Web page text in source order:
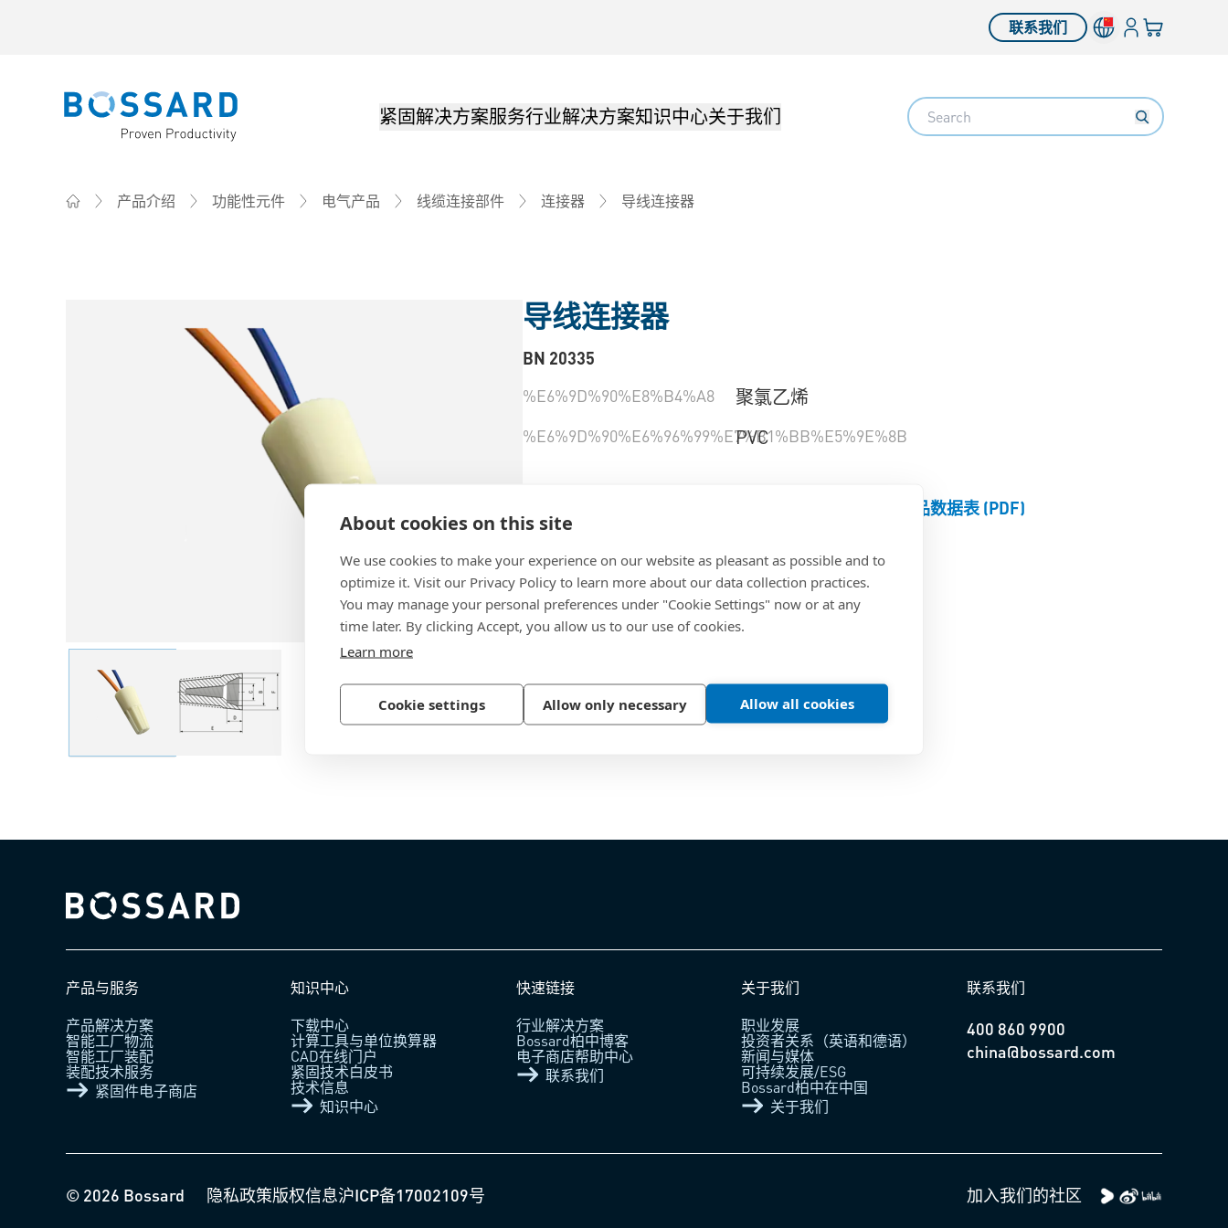
About cookies on this site
We use cookies to make your experience on our website as pleasant as possible and to
optimize it. Visit our Privacy Policy to learn more about our data collection practices.
You may manage your personal preferences under "Cookie Settings" now or at any
time later. By clicking Accept, you allow us to our use of cookies.
Learn more
Cookie settings Allow only necessary Allow all cookies
联系我们 登入您的购物车
Bossard homepage 紧固解决方案服务行业解决方案知识中心关于我们 Search
产品介绍 功能性元件 电气产品 线缆连接部件 连接器 导线连接器
导线连接器
BN 20335
%E6%9D%90%E8%B4%A8
聚氯乙烯
%E6%9D%90%E6%96%99%E7%B1%BB%E5%9E%8B
PVC
产品数据表 (PDF)
Bossard homepage
产品与服务
产品解决方案
智能工厂物流
智能工厂装配
装配技术服务
紧固件电子商店
知识中心
下载中心
计算工具与单位换算器
CAD在线门户
紧固技术白皮书
技术信息
知识中心
快速链接
行业解决方案
Bossard柏中博客
电子商店帮助中心
联系我们
关于我们
职业发展
投资者关系（英语和德语）
新闻与媒体
可持续发展/ESG
Bossard柏中在中国
关于我们
联系我们
400 860 9900
china@bossard.com
隐私政策版权信息沪ICP备17002109号
© 2026 Bossard 加入我们的社区